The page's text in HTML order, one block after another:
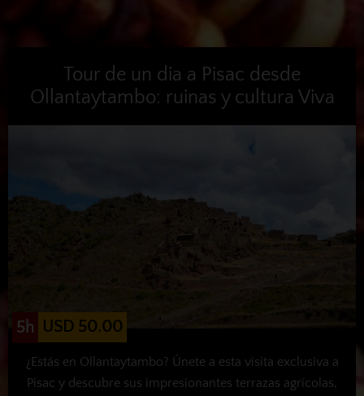
Tour de un dia a Pisac desde
Ollantaytambo: ruinas y cultura Viva
5h USD 50.00
¿Estás en Ollantaytambo? Únete a esta visita exclusiva a
Pisac y descubre sus impresionantes terrazas agrícolas,